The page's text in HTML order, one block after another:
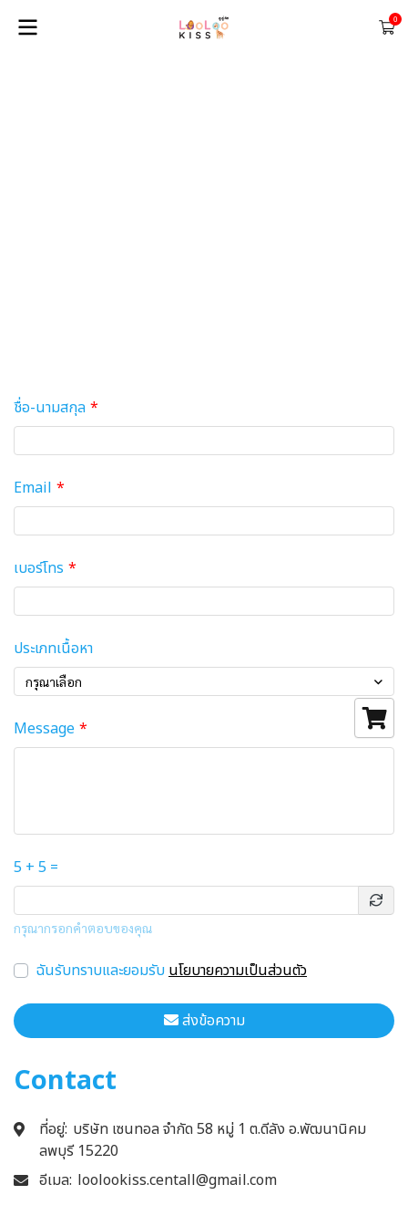
0
ชื่อ-นามสกุล
Email
เบอร์โทร
ประเภทเนื้อหา
กรุณาเลือก
Message
5 + 5 =
กรุณากรอกคำตอบของคุณ
ฉันรับทราบและยอมรับนโยบายความเป็นส่วนตัว
ส่งข้อความ
Contact
ที่อยู่: บริษัท เซนทอล จำกัด 58 หมู่ 1 ต.ดีลัง อ.พัฒนานิคม
ลพบุรี 15220
อีเมล: loolookiss.centall@gmail.com